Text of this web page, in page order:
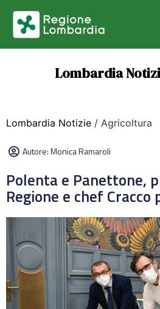
Lombardia
Lombardia Notizie / Agricoltura
Autore:Monica Ramaroli
Polenta e Panettone,
Regione e chef